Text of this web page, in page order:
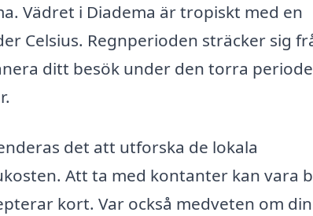
Vädret i Diadema är tropiskt med en
Celsius. Regnperioden sträcker sig
ditt besök under den torra
det att utforska de lokala
Att ta med kontanter kan vara
kort. Var också medveten om din